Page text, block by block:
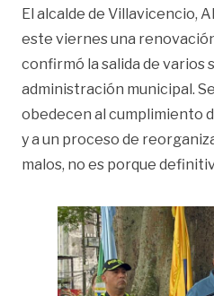
El alcalde de Villavicencio,
este viernes una
confirmó la salida de
administración municipal.
obedecen al cumplimiento
y a un proceso de
malos, no es porque